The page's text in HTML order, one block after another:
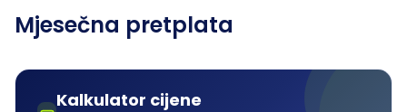
Mjesečna pretplata
Kalkulator cijene